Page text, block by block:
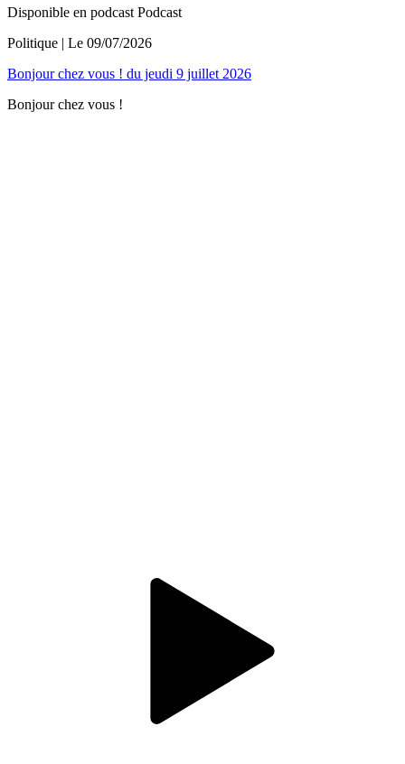
Disponible en podcast Podcast
Politique | Le 09/07/2026
Bonjour chez vous ! du jeudi 9 juillet 2026
Bonjour chez vous !